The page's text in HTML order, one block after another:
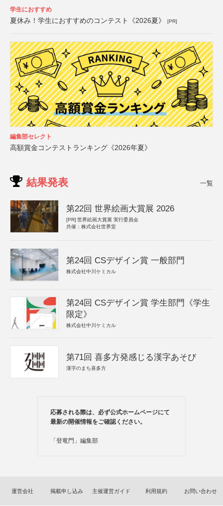
学生におすすめ
夏休み！学生におすすめのコンテスト《2026夏》 [PR]
編集部セレクト
高額賞金コンテストランキング《2026年夏》
結果発表 一覧
第22回 世界絵画大賞展 2026
[PR] 世界絵画大賞展 実行委員会
共催：株式会社世界堂
第24回 CSデザイン賞 一般部門
株式会社中川ケミカル
第24回 CSデザイン賞 学生部門《学生
限定》
株式会社中川ケミカル
第71回 喜多方発感じる漢字あそび
漢字のまち喜多方
応募される際は、必ず公式ホームページにて
最新の開催情報をご確認ください。
「登竜門」編集部
運営会社 掲載申し込み 主催運営ガイド 利用規約 お問い合わせ